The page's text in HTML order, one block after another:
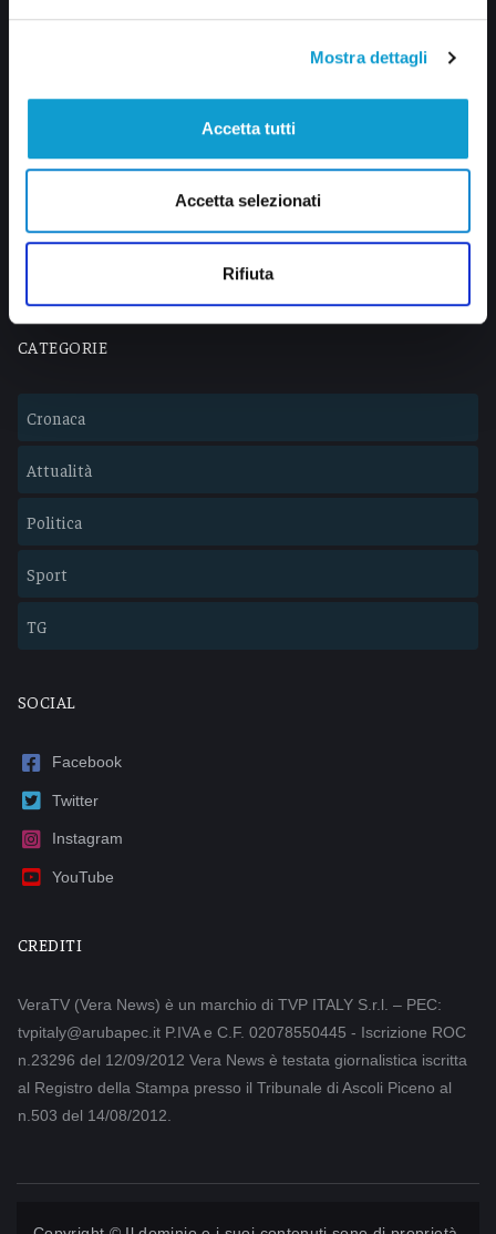
Mostra dettagli
Accetta tutti
Accetta selezionati
Rifiuta
Lavora con noi
CATEGORIE
Cronaca
Attualità
Politica
Sport
TG
SOCIAL
Facebook
Twitter
Instagram
YouTube
CREDITI
VeraTV (Vera News) è un marchio di TVP ITALY S.r.l. – PEC:
tvpitaly@arubapec.it P.IVA e C.F. 02078550445 - Iscrizione ROC
n.23296 del 12/09/2012 Vera News è testata giornalistica iscritta
al Registro della Stampa presso il Tribunale di Ascoli Piceno al
n.503 del 14/08/2012.